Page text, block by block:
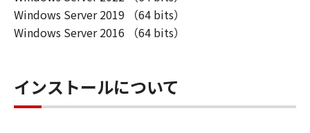
「インストール」とは、本ソフトウエア製品を
ハードディスクドライブ又は 同類の保管装置に
実行可能な形態でコピーすることを指します。
第2条（知的財産権および所有権）
甲およびCanon Production Printing
Netherlands B.V.は、オリジナル若しくはコピ
Windows Server 2019 （64 bits）
Windows Server 2016 （64 bits）
インストールについて